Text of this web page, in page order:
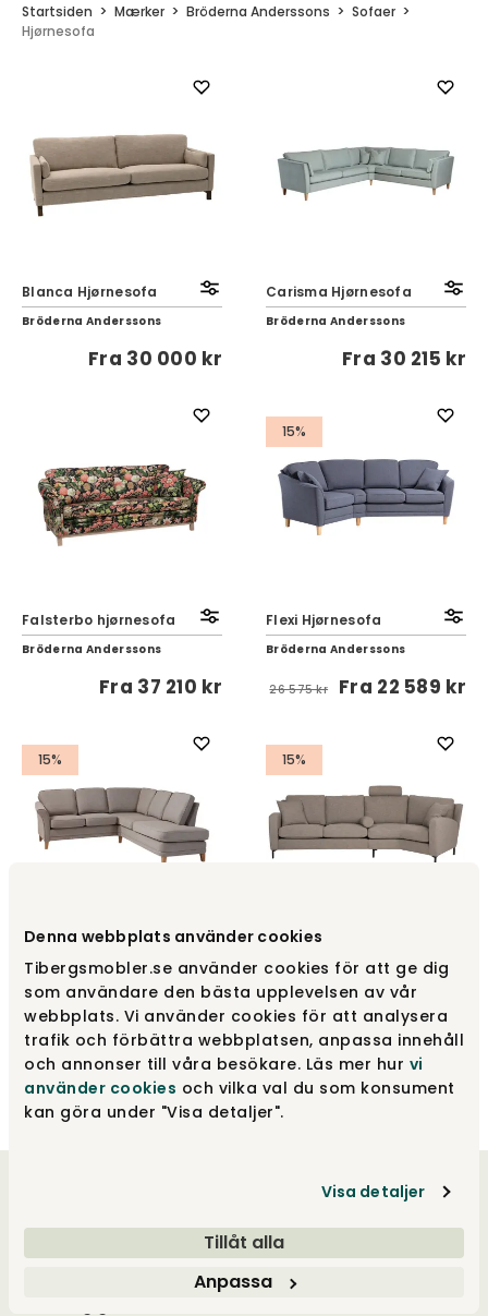
Denna webbplats använder cookies
Tibergsmobler.se använder cookies för att ge dig
som användare den bästa upplevelsen av vår
webbplats. Vi använder cookies för att analysera
trafik och förbättra webbplatsen, anpassa innehåll
och annonser till våra besökare. Läs mer hur vi
använder cookies och vilka val du som konsument
kan göra under "Visa detaljer".
Visa detaljer
Tillåt alla
Anpassa
Startsiden Mærker Bröderna Anderssons
Sofaer
Hjørnesofa
Blanca Hjørnesofa
Bröderna Anderssons
Fra 30 000 kr
Carisma Hjørnesofa
Bröderna Anderssons
Fra 30 215 kr
Falsterbo hjørnesofa
Bröderna Anderssons
Fra 37 210 kr
15%
Flexi Hjørnesofa
Bröderna Anderssons
26 575 kr Fra 22 589 kr
15%
Flexi Hjørnesofa med
åben ende
Bröderna Anderssons
30 575 kr Fra25 989 kr
15%
Roma sofa
Bröderna Anderssons
Fra13 621 kr
Vores hjerter banker for godt design, og vores
drivkraft ligger i at tilbyde et unikt udvalg og